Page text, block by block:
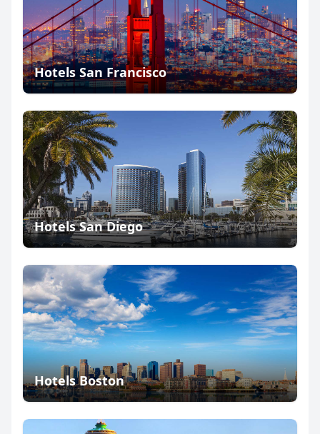
Hotels San Francisco
Hotels San Diego
Hotels Boston